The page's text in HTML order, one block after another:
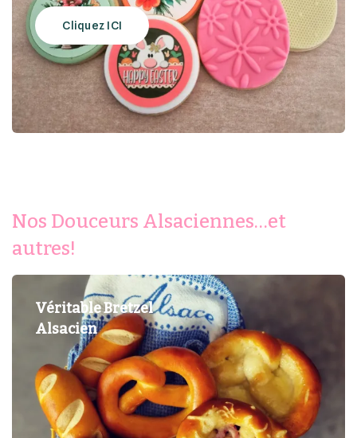
Cliquez ICI
Nos Douceurs Alsaciennes…et
autres!
Véritable Bretzel
Alsacien